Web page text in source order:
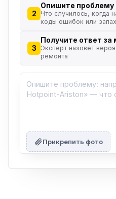
2
Опишите проблему
Что случилось, когда
коды ошибок или
3
Получите ответ за
Эксперт назовёт
ремонта
Прикрепить фото